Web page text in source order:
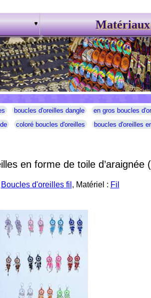
Matériaux
boucles d'oreilles dangle en gros boucles
coloré boucles d'oreilles boucles d'oreilles
en forme de toile d’araignée
Boucles d'oreilles fil , Matériel : Fil